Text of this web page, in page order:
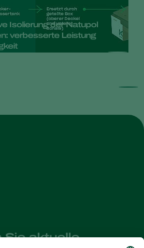
Isolierung der Natupol
verbesserte Leistung
Sie aktuelle